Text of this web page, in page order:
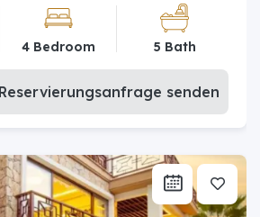
4 Bedroom 5 Bath
Reservierungsanfrage senden